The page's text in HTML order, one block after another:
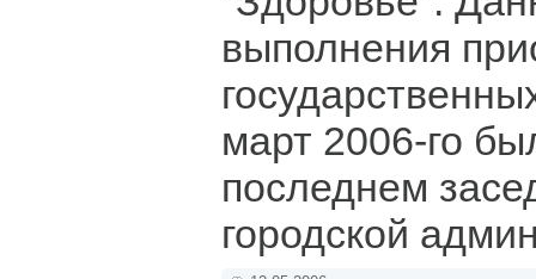
выполнения
март 2006-го
последнем
городской